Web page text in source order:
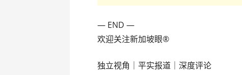
— END —
欢迎关注新加坡眼®
独立视角｜平实报道｜深度评论